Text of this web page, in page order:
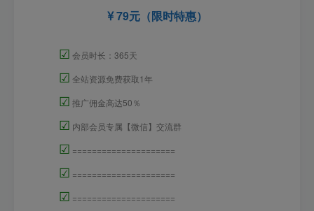
79元（限时特惠）
☑ 会员时长：365天
☑ 全站资源免费获取1年
☑ 推广佣金高达50％
☑ 内部会员专属【微信】交流群
☑ =====================
☑ =====================
☑ =====================